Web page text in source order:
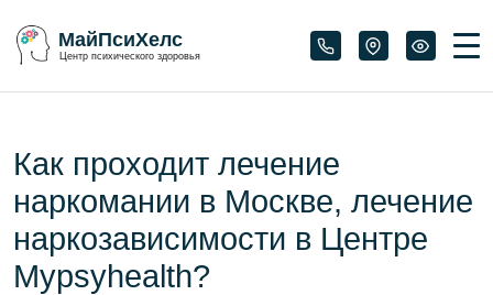
МайПсиХелс
Центр психического здоровья
Как проходит лечение
наркомании в Москве, лечение
наркозависимости в Центре
Mypsyhealth?